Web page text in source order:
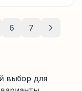
6 7
выбор для